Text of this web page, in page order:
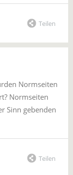
Teilen
Normseiten
Normseiten
Sinn gebenden
Teilen